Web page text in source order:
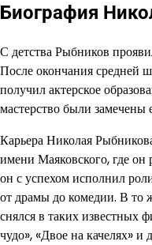
Биография
С детства Рыбников
После окончания средней
получил актерское
мастерство были замечены
Карьера Николая
имени Маяковского, где он
он с успехом исполнил
от драмы до комедии. В то
снялся в таких известных
чудо», «Двое на качелях» и